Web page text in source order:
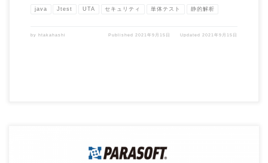
java Jtest UTA セキュリティ 単体テスト 静的解析
by htakahashi Published2021年9月15日 Updated2021年9月15日